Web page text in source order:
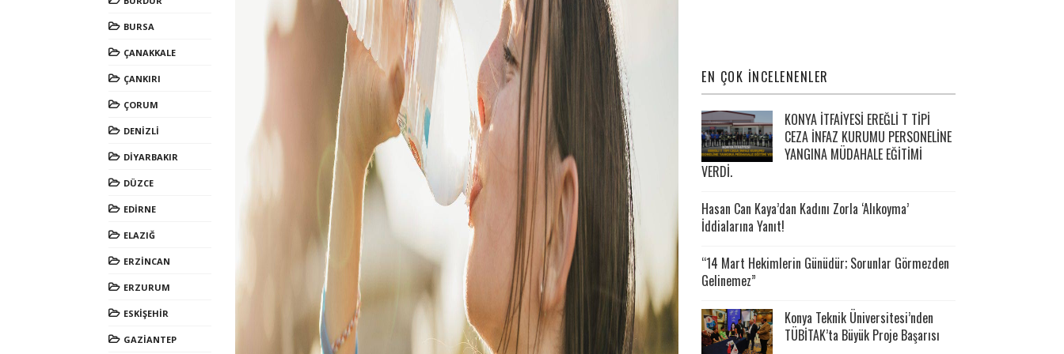
BURSA
ÇANAKKALE
ÇANKIRI
ÇORUM
DENİZLİ
DİYARBAKIR
DÜZCE
EDİRNE
ELAZIĞ
ERZİNCAN
ERZURUM
ESKİŞEHİR
GAZİANTEP
EN ÇOK İNCELENENLER
KONYA İTFAİYESİ EREĞLİ T TİPİ
CEZA İNFAZ KURUMU PERSONELİNE
YANGINA MÜDAHALE EĞİTİMİ
VERDİ.
Hasan Can Kaya’dan Kadını Zorla ‘Alıkoyma’
İddialarına Yanıt!
“14 Mart Hekimlerin Günüdür; Sorunlar Görmezden
Gelinemez”
Konya Teknik Üniversitesi’nden
TÜBİTAK’ta Büyük Proje Başarısı